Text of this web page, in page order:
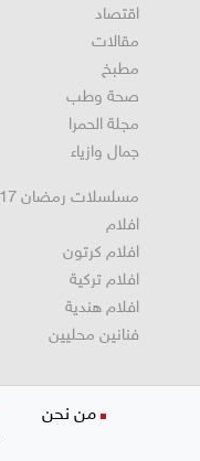
اقتصاد
مقالات
مطبخ
صحة وطب
مجلة الحمرا
جمال وازياء
مسلسلات رمضان 2017
افلام
افلام كرتون
افلام تركية
افلام هندية
فنانين محليين
من نحن